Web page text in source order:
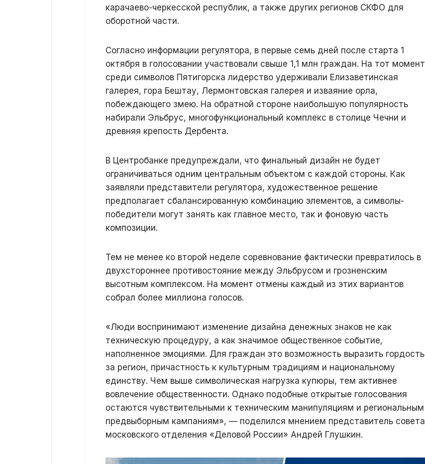
карачаево-черкесской республик, а также других регионов СКФО для
оборотной части.
Согласно информации регулятора, в первые семь дней после старта 1
октября в голосовании участвовали свыше 1,1 млн граждан. На тот момент
среди символов Пятигорска лидерство удерживали Елизаветинская
галерея, гора Бештау, Лермонтовская галерея и изваяние орла,
побеждающего змею. На обратной стороне наибольшую популярность
набирали Эльбрус, многофункциональный комплекс в столице Чечни и
древняя крепость Дербента.
В Центробанке предупреждали, что финальный дизайн не будет
ограничиваться одним центральным объектом с каждой стороны. Как
заявляли представители регулятора, художественное решение
предполагает сбалансированную комбинацию элементов, а символы-
победители могут занять как главное место, так и фоновую часть
композиции.
Тем не менее ко второй неделе соревнование фактически превратилось в
двухстороннее противостояние между Эльбрусом и грозненским
высотным комплексом. На момент отмены каждый из этих вариантов
собрал более миллиона голосов.
«Люди воспринимают изменение дизайна денежных знаков не как
техническую процедуру, а как значимое общественное событие,
наполненное эмоциями. Для граждан это возможность выразить гордость
за регион, причастность к культурным традициям и национальному
единству. Чем выше символическая нагрузка купюры, тем активнее
вовлечение общественности. Однако подобные открытые голосования
остаются чувствительными к техническим манипуляциям и региональным
предвыборным кампаниям», — поделился мнением представитель совета
московского отделения «Деловой России» Андрей Глушкин.